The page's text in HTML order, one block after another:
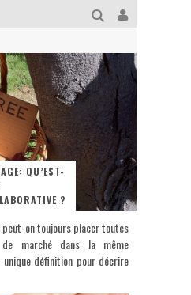
QU’EST-
?
peut-on toujours placer toutes
marché dans la même
définition pour décrire